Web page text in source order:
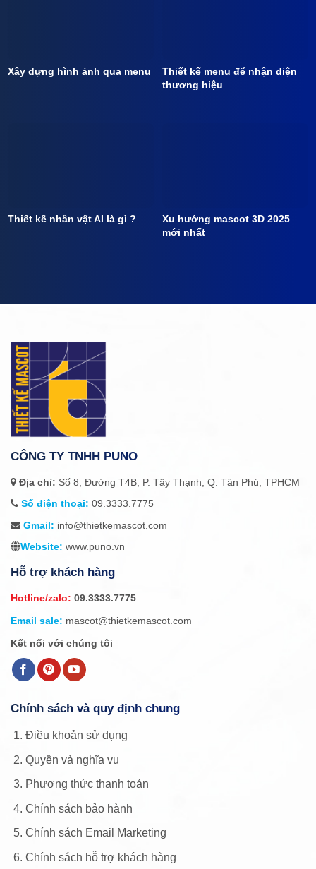
Xây dựng hình ảnh qua menu
Thiết kế menu để nhận diện
thương hiệu
Thiết kế nhân vật AI là gì ?
Xu hướng mascot 3D 2025
mới nhất
CÔNG TY TNHH PUNO
Địa chỉ: Số 8, Đường T4B, P. Tây Thạnh, Q. Tân Phú, TPHCM
Số điện thoại: 09.3333.7775
Gmail: info@thietkemascot.com
Website: www.puno.vn
Hỗ trợ khách hàng
Hotline/zalo: 09.3333.7775
Email sale: mascot@thietkemascot.com
Kết nối với chúng tôi
Chính sách và quy định chung
Điều khoản sử dụng
Quyền và nghĩa vụ
Phương thức thanh toán
Chính sách bảo hành
Chính sách Email Marketing
Chính sách hỗ trợ khách hàng